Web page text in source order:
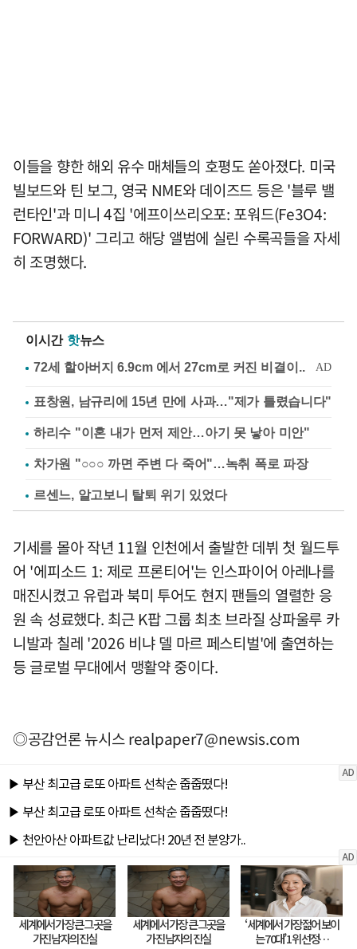
이들을 향한 해외 유수 매체들의 호평도 쏟아졌다. 미국
빌보드와 틴 보그, 영국 NME와 데이즈드 등은 '블루 밸
런타인'과 미니 4집 '에프이쓰리오포: 포워드(Fe3O4:
FORWARD)' 그리고 해당 앨범에 실린 수록곡들을 자세
히 조명했다.
이시간 핫뉴스
표창원, 남규리에 15년 만에 사과…"제가 틀렸습니다"
하리수 "이혼 내가 먼저 제안…아기 못 낳아 미안"
차가원 "○○○ 까면 주변 다 죽어"…녹취 폭로 파장
르센느, 알고보니 탈퇴 위기 있었다
기세를 몰아 작년 11월 인천에서 출발한 데뷔 첫 월드투
어 '에피소드 1: 제로 프론티어'는 인스파이어 아레나를
매진시켰고 유럽과 북미 투어도 현지 팬들의 열렬한 응
원 속 성료했다. 최근 K팝 그룹 최초 브라질 상파울루 카
니발과 칠레 '2026 비냐 델 마르 페스티벌'에 출연하는
등 글로벌 무대에서 맹활약 중이다.
◎공감언론 뉴시스realpaper7@newsis.com